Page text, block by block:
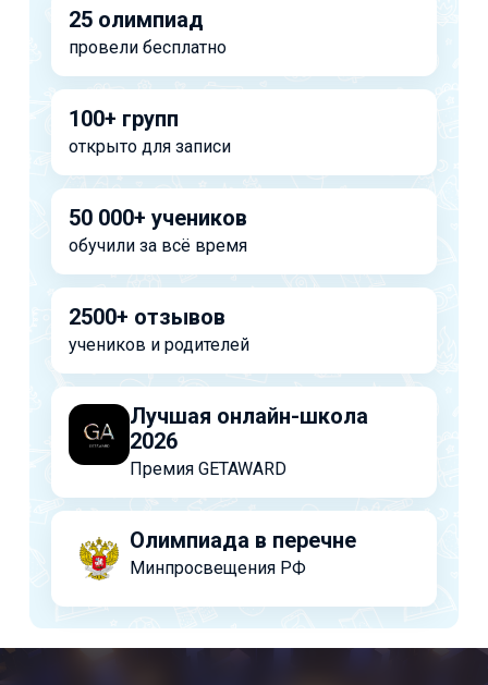
25 олимпиад
провели бесплатно
100+ групп
открыто для записи
50 000+ учеников
обучили за всё время
2500+ отзывов
учеников и родителей
Лучшая онлайн-школа
2026
Премия GETAWARD
Олимпиада в перечне
Минпросвещения РФ